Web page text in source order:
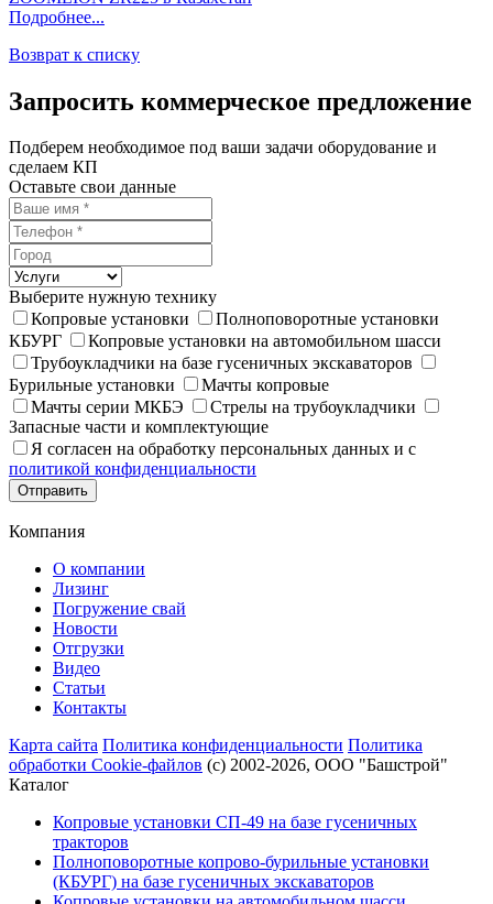
Подробнее...
Возврат к списку
Запросить коммерческое предложение
Подберем необходимое под ваши задачи оборудование и
сделаем КП
Оставьте свои данные
Выберите нужную технику
Копровые установки
Полноповоротные установки
КБУРГ
Копровые установки на автомобильном шасси
Трубоукладчики на базе гусеничных экскаваторов
Бурильные установки
Мачты копровые
Мачты серии МКБЭ
Стрелы на трубоукладчики
Запасные части и комплектующие
Я согласен на обработку персональных данных и с
политикой конфиденциальности
Отправить
Компания
О компании
Лизинг
Погружение свай
Новости
Отгрузки
Видео
Статьи
Контакты
Карта сайта Политика конфиденциальности Политика
обработки Cookie-файлов (с) 2002-2026, ООО "Башстрой"
Каталог
Копровые установки СП-49 на базе гусеничных
тракторов
Полноповоротные копрово-бурильные установки
(КБУРГ) на базе гусеничных экскаваторов